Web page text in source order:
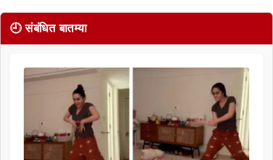
🕘 संबंधित बातम्या